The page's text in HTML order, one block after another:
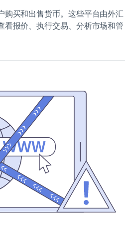
购买和出售货币。这些平台由外汇
看报价、执行交易、分析市场和管